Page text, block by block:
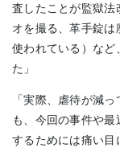
査したことが監獄法
オを撮る、革手錠は
使われている）など
た」
「実際、虐待が減
も、今回の事件や
するためには痛い目